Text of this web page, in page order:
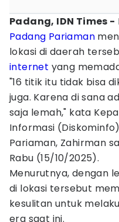
Padang, IDN Times -
Padang Pariaman
lokasi di daerah
internet yang
"16 titik itu tidak bisa
juga. Karena di sana
saja lemah," kata
Informasi
Pariaman, Zahirman
Rabu (15/10/2025).
Menurutnya, dengan
di lokasi tersebut
kesulitan untuk
era saat ini.